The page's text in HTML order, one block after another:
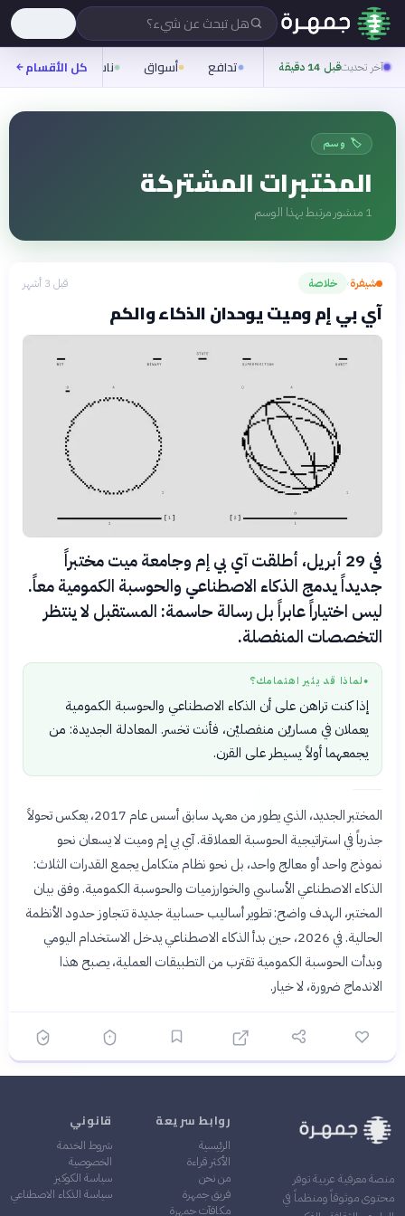
هل تبحث عن شيء؟
آخر تحديثقبل 14 دقيقة تدافع أسواق ناس روح
كل الأقسام
🏷️ وسم
المختبرات المشتركة
1 منشور مرتبط بهذا الوسم
شيفرة› خلاصة قبل 3 أشهر
آي بي إم وميت يوحدان الذكاء والكم
في 29 أبريل، أطلقت آي بي إم وجامعة ميت مختبراً
جديداً يدمج الذكاء الاصطناعي والحوسبة الكمومية معاً.
ليس اختياراً عابراً بل رسالة حاسمة: المستقبل لا ينتظر
التخصصات المنفصلة.
● لماذا قد يثير اهتمامك؟
إذا كنت تراهن على أن الذكاء الاصطناعي والحوسبة الكمومية
يعملان في مساريْن منفصليْن، فأنت تخسر. المعادلة الجديدة: من
يجمعهما أولاً يسيطر على القرن.
المختبر الجديد، الذي يطور من معهد سابق أسس عام 2017، يعكس تحولاً
جذرياً في استراتيجية الحوسبة العملاقة. آي بي إم وميت لا يسعان نحو
نموذج واحد أو معالج واحد، بل نحو نظام متكامل يجمع القدرات الثلاث:
الذكاء الاصطناعي الأساسي والخوارزميات والحوسبة الكمومية. وفق بيان
المختبر، الهدف واضح: تطوير أساليب حسابية جديدة تتجاوز حدود الأنظمة
الحالية. في 2026، حين بدأ الذكاء الاصطناعي يدخل الاستخدام اليومي
وبدأت الحوسبة الكمومية تقترب من التطبيقات العملية، يصبح هذا
الاندماج ضرورة، لا خيار.
منصة معرفية عربية توفر
محتوى موثوقاً ومنظماً في
روابط سريعة
الرئيسية
الأكثر قراءة
من نحن
فريق جمهرة
مكافآت جمهرة
قانوني
شروط الخدمة
الخصوصية
سياسة الكوكيز
سياسة الذكاء الاصطناعي